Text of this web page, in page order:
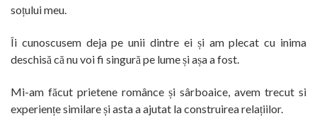
soțului meu.
Îi cunoscusem deja pe unii dintre ei și am plecat cu inima
deschisă că nu voi fi singură pe lume și așa a fost.
Mi-am făcut prietene românce și sârboaice, avem trecut si
experiențe similare și asta a ajutat la construirea relațiilor.